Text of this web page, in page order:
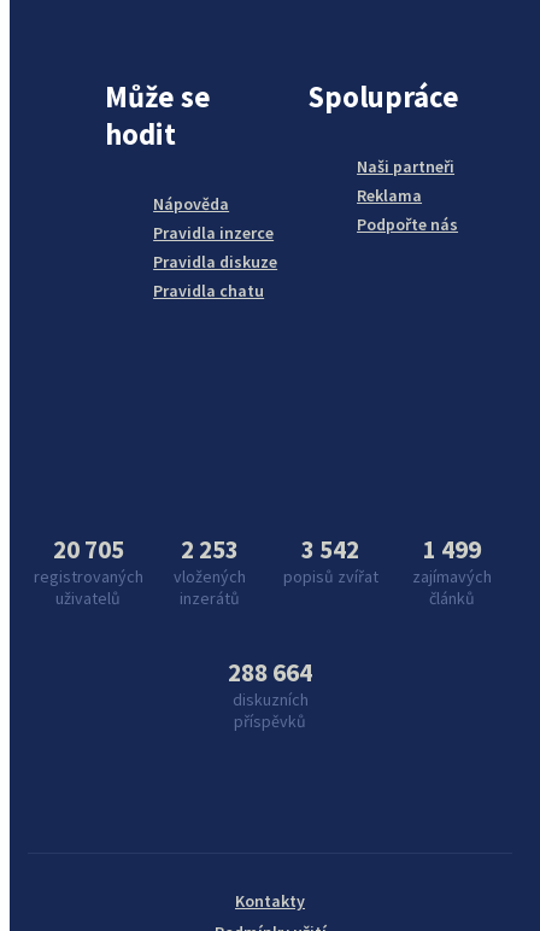
Může se
hodit
Nápověda
Pravidla inzerce
Pravidla diskuze
Pravidla chatu
Spolupráce
Naši partneři
Reklama
Podpořte nás
20 705
registrovaných
uživatelů
2 253
vložených
inzerátů
3 542
popisů zvířat
1 499
zajímavých
článků
288 664
diskuzních
příspěvků
Kontakty